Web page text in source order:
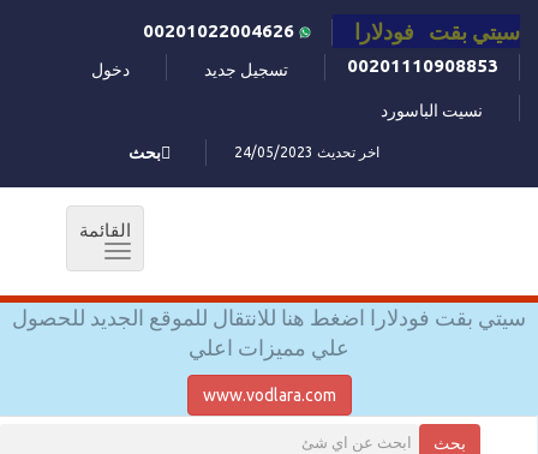
سيتي بقت فودلارا
00201110908853
تسجيل جديد دخول
نسيت الباسورد
اخر تحديث 24/05/2023 بحث
القائمة
Toggle
سيتي بقت فودلارا اضغط هنا للانتقال للموقع الجديد للحصول
علي مميزات اعلي
www.vodlara.com
بحث